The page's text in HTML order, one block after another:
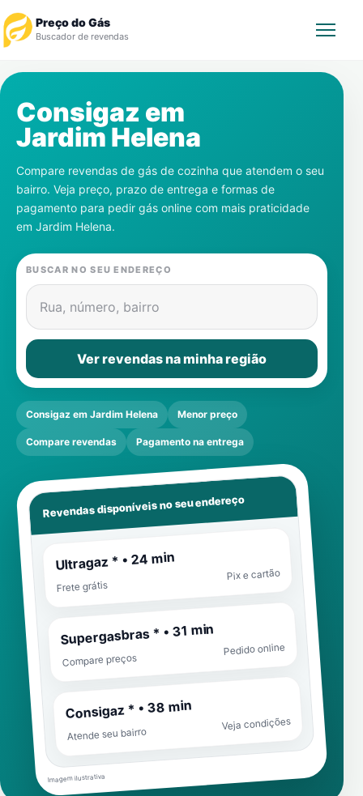
Preço do Gás
Buscador de revendas
Revendedor
Notícias
Cadastre-se
Gás
Contatos
Consigaz em
Jardim Helena
Compare revendas de gás de cozinha que atendem o seu
bairro. Veja preço, prazo de entrega e formas de
pagamento para pedir gás online com mais praticidade
em Jardim Helena.
BUSCAR NO SEU ENDEREÇO
Rua, número, bairro
Ver revendas na minha região
Consigaz em Jardim Helena Menor preço
Compare revendas Pagamento na entrega
Revendas disponíveis no seu endereço
Ultragaz * • 24 min
Frete grátis
Pix e cartão
Supergasbras * • 31 min
Compare preços
Pedido online
Consigaz * • 38 min
Atende seu bairro
Veja condições
Imagem ilustrativa